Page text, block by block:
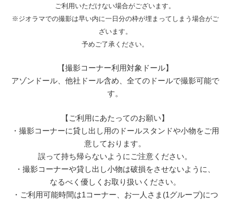
ご利用いただけない場合がございます。
※ジオラマでの撮影は早い内に一日分の枠が埋まってしまう場合がご
ざいます。
予めご了承ください。
【撮影コーナー利用対象ドール】
アゾンドール、他社ドール含め、全てのドールで撮影可能で
す。
【ご利用にあたってのお願い】
・撮影コーナーに貸し出し用のドールスタンドや小物をご用
意しております。
誤って持ち帰らないようにご注意ください。
・撮影コーナーや貸し出し小物は破損をさせないように、
なるべく優しくお取り扱いください。
・ご利用可能時間は1コーナー、お一人さま(1グループ)につ